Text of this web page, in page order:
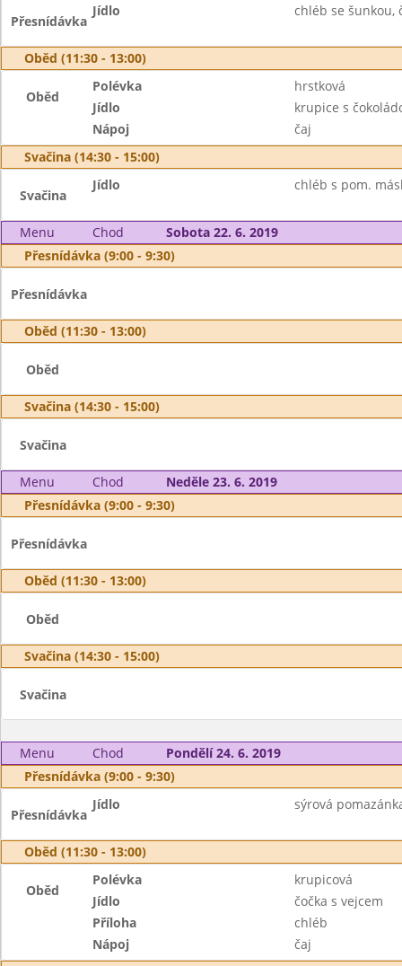
Přesnídávka
Jídlo chléb se šunkou,
Oběd (11:30 - 13:00)
Oběd
Polévka
hrstková
Jídlo
krupice s
Nápoj
čaj
Svačina (14:30 - 15:00)
Svačina
Jídlo chléb s pom.
Menu Chod
Sobota 22. 6. 2019
Přesnídávka (9:00 - 9:30)
Přesnídávka
Oběd (11:30 - 13:00)
Oběd
Svačina (14:30 - 15:00)
Svačina
Menu Chod
Neděle 23. 6. 2019
Přesnídávka (9:00 - 9:30)
Přesnídávka
Oběd (11:30 - 13:00)
Oběd
Svačina (14:30 - 15:00)
Svačina
Menu Chod
Pondělí 24. 6. 2019
Přesnídávka (9:00 - 9:30)
Přesnídávka
Jídlo sýrová
Oběd (11:30 - 13:00)
Oběd
Polévka
krupicová
Jídlo
čočka s vejcem
Příloha
chléb
Nápoj
čaj